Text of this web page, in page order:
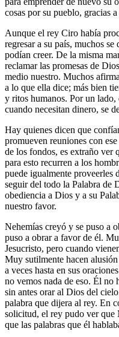
cosas por su pueblo, gracias
Aunque el rey Ciro había
regresar a su país, muchos
podían creer. De la misma
reclamar las promesas de
medio nuestro. Muchos
a lo que ella dice; más bien
y ritos humanos. Por un
cuando necesitan dinero, se
Hay quienes dicen que
promueven reuniones con
de los fondos, es extraño ver
para esto recurren a los
puede igualmente proveerles
seguir del todo la Palabra de
obediencia a Dios y a su
nuestro favor.
Nehemías creyó y se puso a
puso a obrar a favor de él.
Jesucristo, pero cuando
Muy sutilmente hacen alusión
a veces hasta en sus
no vemos nada de eso. Él no
sin antes orar al Dios del
palabra que dijera al rey. En
solicitud, el rey pudo ver que
que las palabras que él